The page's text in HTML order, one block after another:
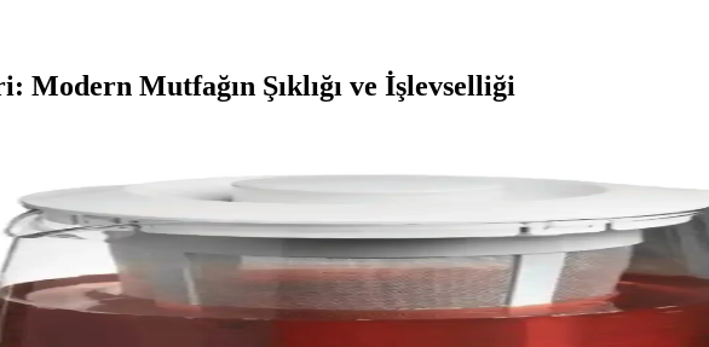
Modern Mutfağın Şıklığı ve İşlevselliği